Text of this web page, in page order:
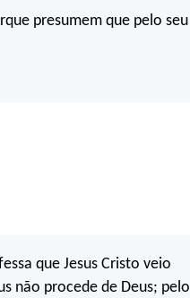
presumem que pelo seu
que Jesus Cristo veio
não procede de Deus; pelo